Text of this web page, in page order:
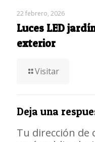
22 febrero, 2026
Luces LED
exterior
Visitar
Deja una
Tu dirección de